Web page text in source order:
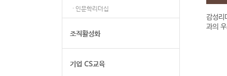
· 인문학리더십
조직활성화
기업 CS교육
감성리
과의